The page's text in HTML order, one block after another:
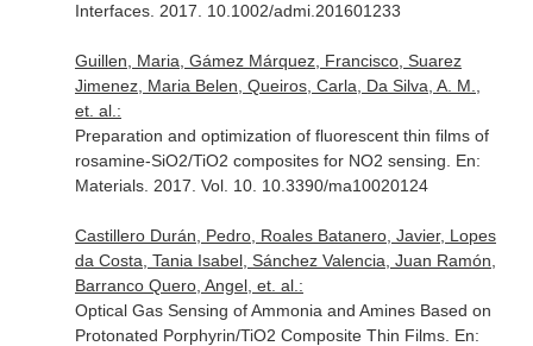
Interfaces. 2017. 10.1002/admi.201601233
Guillen, Maria, Gámez Márquez, Francisco, Suarez
Jimenez, Maria Belen, Queiros, Carla, Da Silva, A. M.,
et. al.:
Preparation and optimization of fluorescent thin films of
rosamine-SiO2/TiO2 composites for NO2 sensing. En:
Materials. 2017. Vol. 10. 10.3390/ma10020124
Castillero Durán, Pedro, Roales Batanero, Javier, Lopes
da Costa, Tania Isabel, Sánchez Valencia, Juan Ramón,
Barranco Quero, Angel, et. al.:
Optical Gas Sensing of Ammonia and Amines Based on
Protonated Porphyrin/TiO2 Composite Thin Films. En: